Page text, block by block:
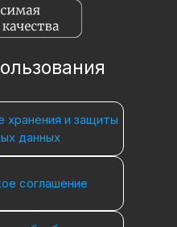
хранения и защиты
данных
соглашение